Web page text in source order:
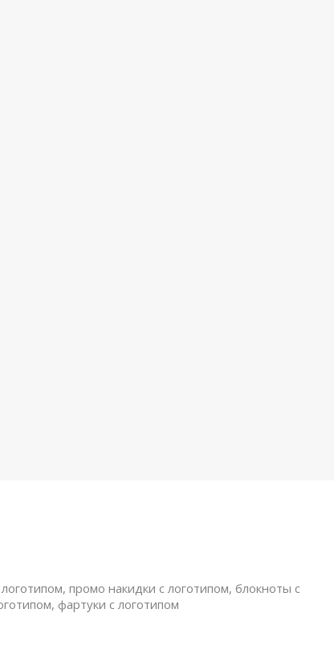
промо накидки с логотипом, блокноты с
фартуки с логотипом